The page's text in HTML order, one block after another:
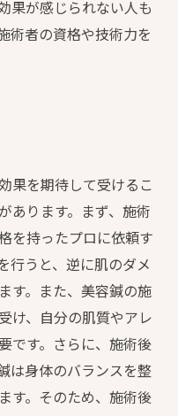
果が感じられない人も
術者の資格や技術力を
果を期待して受けるこ
あります。まず、施術
を持ったプロに依頼す
行うと、逆に肌のダメ
す。また、美容鍼の施
け、自分の肌質やアレ
です。さらに、施術後
は身体のバランスを整
す。そのため、施術後